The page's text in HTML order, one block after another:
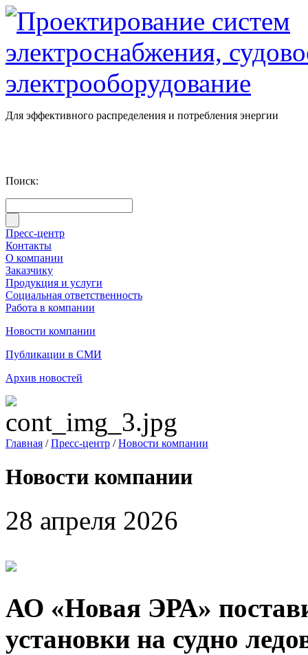
Для эффективного распределения и потребления энергии
Поиск:
Пресс-центр
Контакты
О компании
Заказчику
Продукция и услуги
Социальная ответственность
Работа в компании
Новости компании
Публикации в СМИ
Архив новостей
Главная /Пресс-центр /Новости компании
Новости компании
28 апреля 2026
АО «Новая ЭРА»
установки на судно